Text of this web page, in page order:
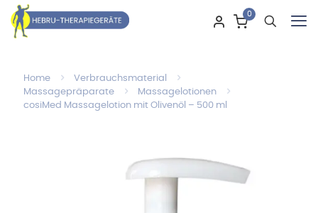
0
Home
Verbrauchsmaterial
Massagepräparate
Massagelotionen
cosiMed Massagelotion mit Olivenöl – 500 ml